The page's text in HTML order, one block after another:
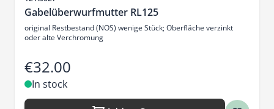
Gabelüberwurfmutter RL125
original Restbestand (NOS) wenige Stück; Oberfläche verzinkt
oder alte Verchromung
€32.00
In stock